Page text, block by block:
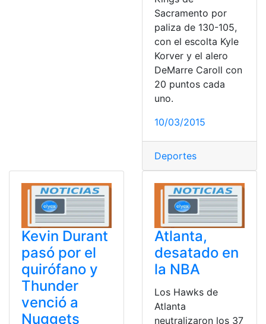
Sacramento por
paliza de 130-105,
con el escolta Kyle
Korver y el alero
DeMarre Caroll con
20 puntos cada
uno.
10/03/2015
Deportes
Kevin Durant
pasó por el
quirófano y
Thunder
venció a
Nuggets
Atlanta,
desatado en
la NBA
Los Hawks de
Atlanta
neutralizaron los 37